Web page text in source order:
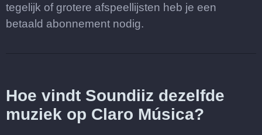
tegelijk of grotere afspeellijsten heb je een
betaald abonnement nodig.
Hoe vindt Soundiiz dezelfde
muziek op Claro Música?